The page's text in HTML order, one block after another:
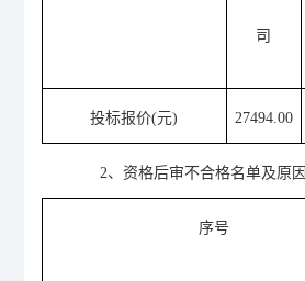
司
投标报价(元) 27494.00
2、资格后审不合格名单及原因
序号